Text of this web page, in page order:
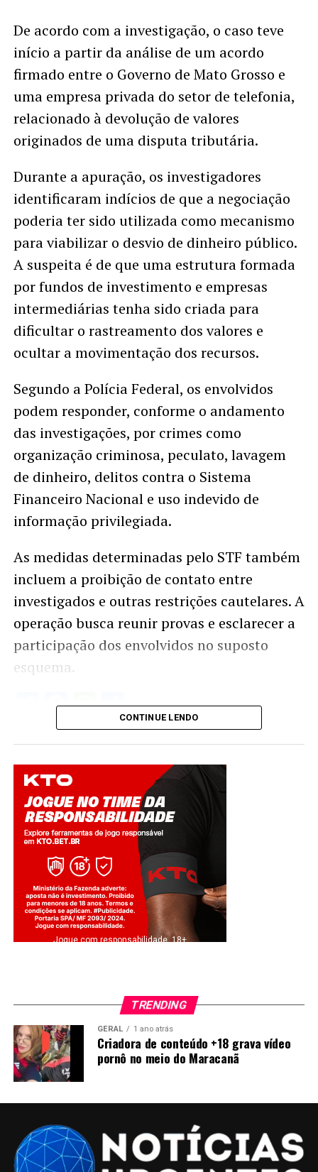
De acordo com a investigação, o caso teve
início a partir da análise de um acordo
firmado entre o Governo de Mato Grosso e
uma empresa privada do setor de telefonia,
relacionado à devolução de valores
originados de uma disputa tributária.
Durante a apuração, os investigadores
identificaram indícios de que a negociação
poderia ter sido utilizada como mecanismo
para viabilizar o desvio de dinheiro público.
A suspeita é de que uma estrutura formada
por fundos de investimento e empresas
intermediárias tenha sido criada para
dificultar o rastreamento dos valores e
ocultar a movimentação dos recursos.
Segundo a Polícia Federal, os envolvidos
podem responder, conforme o andamento
das investigações, por crimes como
organização criminosa, peculato, lavagem
de dinheiro, delitos contra o Sistema
Financeiro Nacional e uso indevido de
informação privilegiada.
As medidas determinadas pelo STF também
incluem a proibição de contato entre
investigados e outras restrições cautelares. A
operação busca reunir provas e esclarecer a
participação dos envolvidos no suposto
esquema.
Twitter
Facebook
WhatsApp
Share
CONTINUE LENDO
Jogue com responsabilidade. 18+
TRENDING
GERAL 1 ano atrás
Criadora de conteúdo +18 grava vídeo
pornô no meio do Maracanã